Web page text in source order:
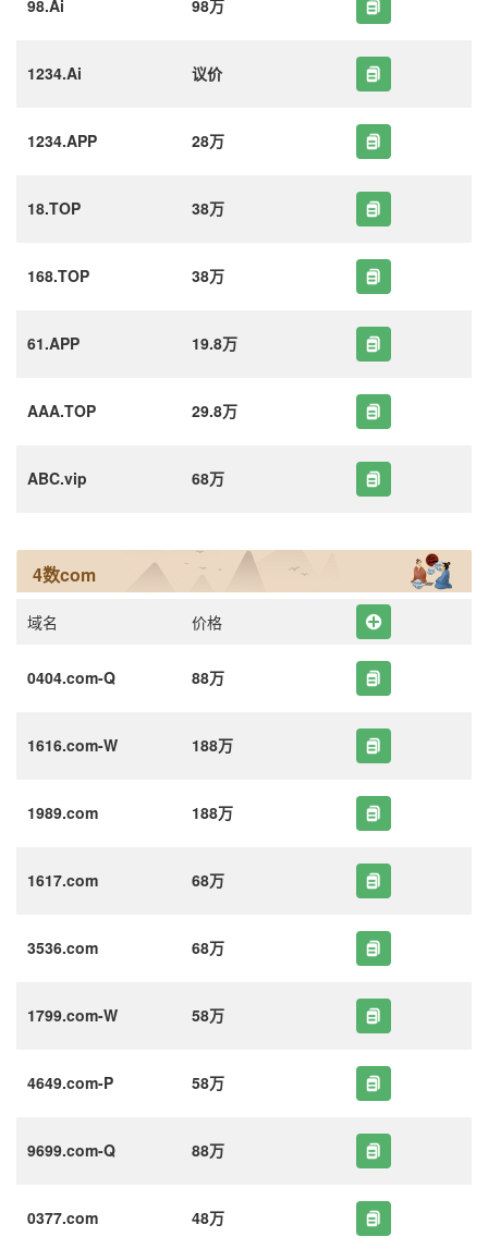
98.Ai 98万
1234.Ai 议价
1234.APP 28万
18.TOP 38万
168.TOP 38万
61.APP 19.8万
AAA.TOP 29.8万
ABC.vip 68万
4数com
域名 价格
0404.com-Q 88万
1616.com-W 188万
1989.com 188万
1617.com 68万
3536.com 68万
1799.com-W 58万
4649.com-P 58万
9699.com-Q 88万
0377.com 48万